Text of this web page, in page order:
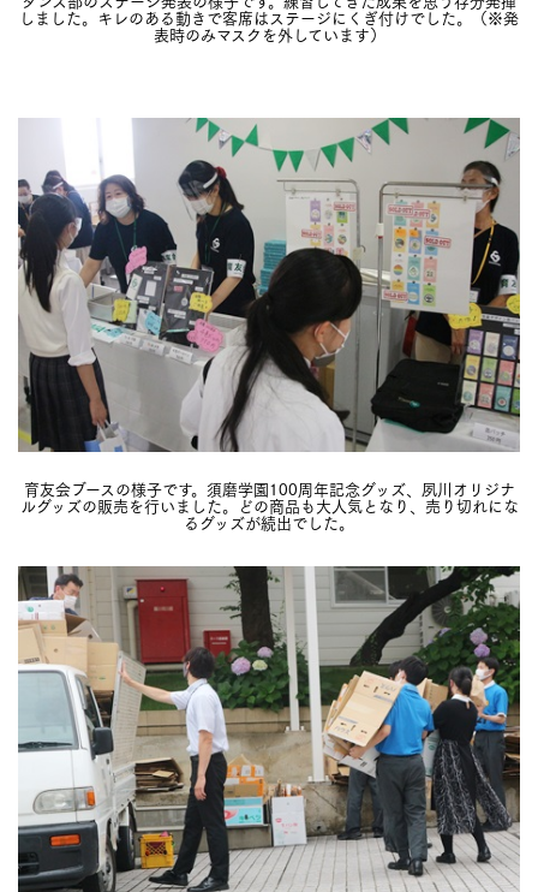
しました。キレのある動きで客席はステージにくぎ付けでした。（※発
表時のみマスクを外しています）
育友会ブースの様子です。須磨学園100周年記念グッズ、夙川オリジナ
ルグッズの販売を行いました。どの商品も大人気となり、売り切れにな
るグッズが続出でした。